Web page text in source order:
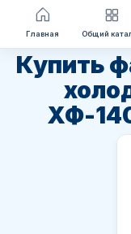
Перейти
содержимому
Купить
ХФ-
Главная Общий